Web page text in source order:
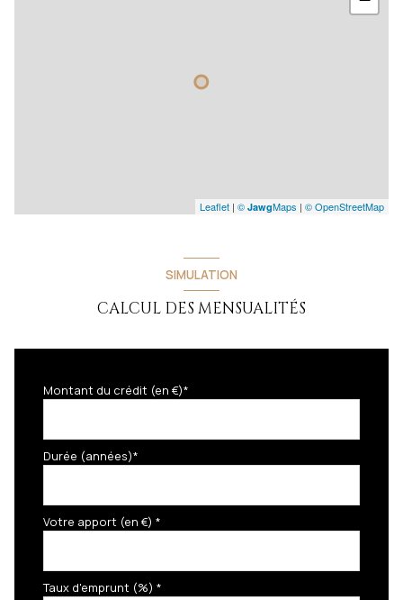
Leaflet | © JawgMaps | © OpenStreetMap
SIMULATION
CALCUL DES MENSUALITÉS
Montant du crédit (en €)*
Durée (années)*
Votre apport (en €) *
Taux d'emprunt (%) *